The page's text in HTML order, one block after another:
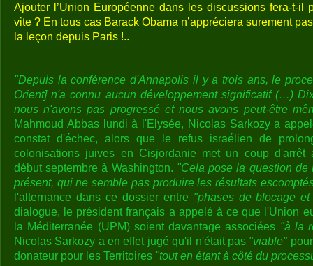
Ajouter l’Union Européenne dans les discussions fera-t-il
vite ? En tous cas Barack Obama n’appréciera surement
la leçon depuis Paris !..
"Depuis la conférence d'Annapolis il y a trois ans, le
Orient] n'a connu aucun développement significatif (…)
nous n'avons pas progressé et nous avons peut-être
Mahmoud Abbas lundi à l'Elysée, Nicolas Sarkozy a
constat d'échec, alors que le refus israélien de
colonisations juives en Cisjordanie met un coup d'arrêt
début septembre à Washington. "Cela pose la question
présent, qui ne semble pas produire les résultats
l'alternance dans ce dossier entre "phases de blocage
dialogue, le président français a appelé à ce que l'Union
la Méditerranée (UPM) soient davantage associées "à la
Nicolas Sarkozy a en effet jugé qu'il n'était pas "viable"
donateur pour les Territoires "tout en étant à côté du